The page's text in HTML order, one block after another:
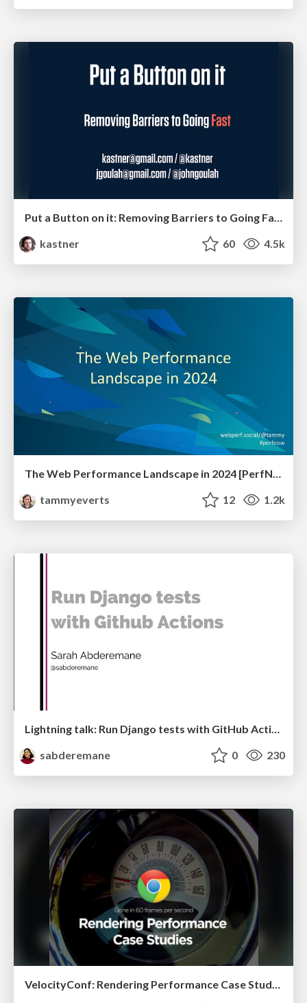
Put a Button on it: Removing Barriers to Going Fast.
kastner
60 4.5k
tammyeverts
12 1.2k
Lightning talk: Run Django tests with GitHub Actions
sabderemane
0 230
VelocityConf: Rendering Performance Case Studies